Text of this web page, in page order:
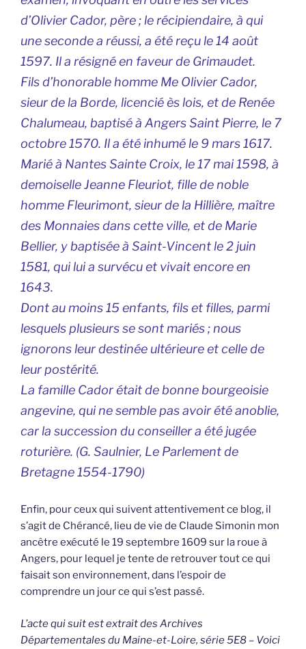
d’Olivier Cador, père ; le récipiendaire, à qui
une seconde a réussi, a été reçu le 14 août
1597. Il a résigné en faveur de Grimaudet.
Fils d’honorable homme Me Olivier Cador,
sieur de la Borde, licencié ès lois, et de Renée
Chalumeau, baptisé à Angers Saint Pierre, le 7
octobre 1570. Il a été inhumé le 9 mars 1617.
Marié à Nantes Sainte Croix, le 17 mai 1598, à
demoiselle Jeanne Fleuriot, fille de noble
homme Fleurimont, sieur de la Hillière, maître
des Monnaies dans cette ville, et de Marie
Bellier, y baptisée à Saint-Vincent le 2 juin
1581, qui lui a survécu et vivait encore en
1643.
Dont au moins 15 enfants, fils et filles, parmi
lesquels plusieurs se sont mariés ; nous
ignorons leur destinée ultérieure et celle de
leur postérité.
La famille Cador était de bonne bourgeoisie
angevine, qui ne semble pas avoir été anoblie,
car la succession du conseiller a été jugée
roturière. (G. Saulnier, Le Parlement de
Bretagne1554-1790)
Enfin, pour ceux qui suivent attentivement ce blog, il
s’agit de Chérancé, lieu de vie de Claude Simonin mon
ancêtre exécuté le 19 septembre 1609 sur la roue à
Angers, pour lequel je tente de retrouver tout ce qui
faisait son environnement, dans l’espoir de
comprendre un jour ce qui s’est passé.
L’acte qui suit est extrait des Archives
Départementales du Maine-et-Loire, série 5E8 – Voici